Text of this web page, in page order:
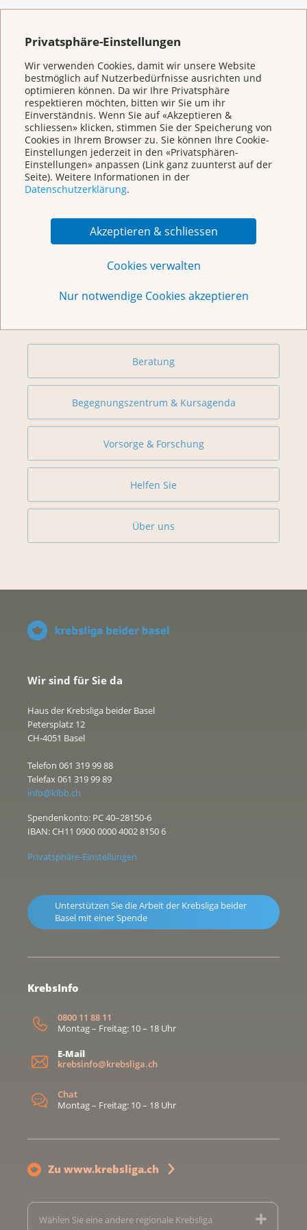
Privatsphäre-Einstellungen
Wir verwenden Cookies, damit wir unsere Website
bestmöglich auf Nutzerbedürfnisse ausrichten und
optimieren können. Da wir Ihre Privatsphäre
respektieren möchten, bitten wir Sie um ihr
Einverständnis. Wenn Sie auf «Akzeptieren &
schliessen» klicken, stimmen Sie der Speicherung von
Cookies in Ihrem Browser zu. Sie können Ihre Cookie-
Einstellungen jederzeit in den «Privatsphären-
Einstellungen» anpassen (Link ganz zuunterst auf der
Seite). Weitere Informationen in der
Datenschutzerklärung.
Akzeptieren & schliessen
Cookies verwalten
Nur notwendige Cookies akzeptieren
Montag – Freitag: 10 – 18 Uhr
E-Mail
mailto:krebsinfo@krebsliga.ch
Chat
KrebsInfo
Montag – Freitag: 10 – 18 Uhr
Beratung
Begegnungszentrum & Kursagenda
Vorsorge & Forschung
Helfen Sie
Über uns
Wir sind für Sie da
Haus der Krebsliga beider Basel
Petersplatz 12
CH-4051 Basel
Telefon 061 319 99 88
Telefax 061 319 99 89
info@klbb.ch
Spendenkonto: PC 40–28150-6
IBAN: CH11 0900 0000 4002 8150 6
Privatsphäre-Einstellungen
Unterstützen Sie die Arbeit der Krebsliga beider
Basel mit einer Spende
KrebsInfo
0800 11 88 11
Montag – Freitag: 10 – 18 Uhr
E-Mail
krebsinfo@krebsliga.ch
Chat
Montag – Freitag: 10 – 18 Uhr
Zu www.krebsliga.ch
Wählen Sie eine andere regionale Krebsliga